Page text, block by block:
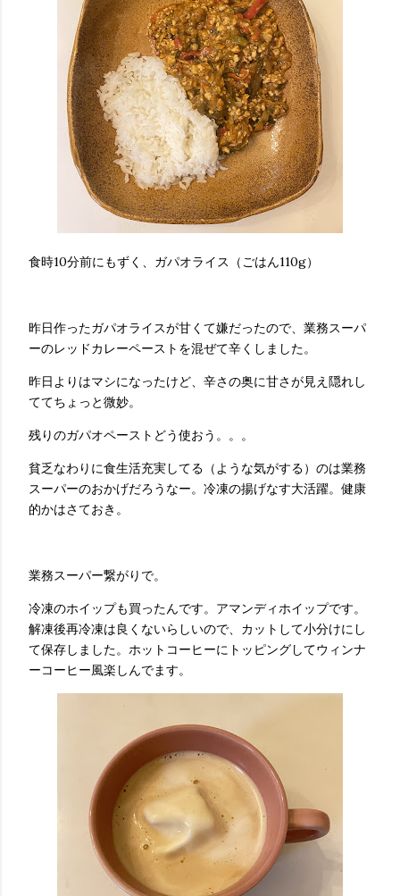
食時10分前にもずく、ガパオライス（ごはん110g）
昨日作ったガパオライスが甘くて嫌だったので、業務スーパ
ーのレッドカレーペーストを混ぜて辛くしました。
昨日よりはマシになったけど、辛さの奥に甘さが見え隠れし
ててちょっと微妙。
残りのガパオペーストどう使おう。。。
貧乏なわりに食生活充実してる（ような気がする）のは業務
スーパーのおかげだろうなー。冷凍の揚げなす大活躍。健康
的かはさておき。
業務スーパー繋がりで。
冷凍のホイップも買ったんです。アマンディホイップです。
解凍後再冷凍は良くないらしいので、カットして小分けにし
て保存しました。ホットコーヒーにトッピングしてウィンナ
ーコーヒー風楽しんでます。